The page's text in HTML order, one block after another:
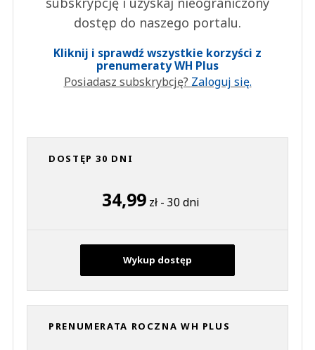
dostęp do naszego portalu.
Kliknij i sprawdź wszystkie korzyści z
prenumeraty WH Plus
Posiadasz subskrybcję? Zaloguj się.
DOSTĘP 30 DNI
34,99 zł - 30 dni
Wykup dostęp
PRENUMERATA ROCZNA WH PLUS